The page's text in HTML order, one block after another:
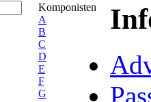
Komponisten
A
B
C
D
E
F
G